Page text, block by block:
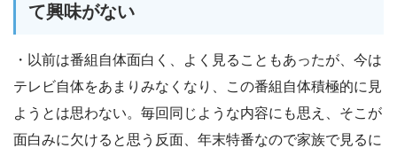
て興味がない
・以前は番組自体面白く、よく見ることもあったが、今は
テレビ自体をあまりみなくなり、この番組自体積極的に見
ようとは思わない。毎回同じような内容にも思え、そこが
面白みに欠けると思う反面、年末特番なので家族で見るに